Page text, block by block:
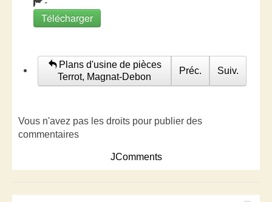
-
Télécharger
Plans d'usine de pièces
Terrot, Magnat-Debon
Préc. Suiv.
Vous n'avez pas les droits pour publier des
commentaires
JComments